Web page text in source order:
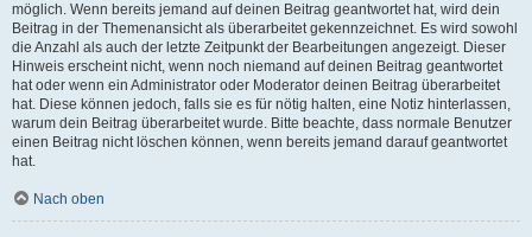
möglich. Wenn bereits jemand auf deinen Beitrag geantwortet hat, wird dein
Beitrag in der Themenansicht als überarbeitet gekennzeichnet. Es wird sowohl
die Anzahl als auch der letzte Zeitpunkt der Bearbeitungen angezeigt. Dieser
Hinweis erscheint nicht, wenn noch niemand auf deinen Beitrag geantwortet
hat oder wenn ein Administrator oder Moderator deinen Beitrag überarbeitet
hat. Diese können jedoch, falls sie es für nötig halten, eine Notiz hinterlassen,
warum dein Beitrag überarbeitet wurde. Bitte beachte, dass normale Benutzer
einen Beitrag nicht löschen können, wenn bereits jemand darauf geantwortet
hat.
Nach oben